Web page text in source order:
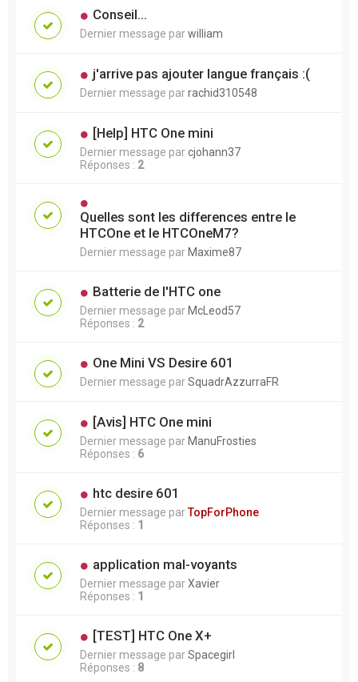
Conseil...
Dernier message parwilliam
j'arrive pas ajouter langue français :(
Dernier message parrachid310548
[Help] HTC One mini
Dernier message parcjohann37
Réponses : 2
Quelles sont les differences entre le
HTCOne et le HTCOneM7?
Dernier message par Maxime87
Batterie de l'HTC one
Dernier message par McLeod57
Réponses : 2
One Mini VS Desire 601
Dernier message parSquadrAzzurraFR
[Avis] HTC One mini
Dernier message par ManuFrosties
Réponses : 6
htc desire 601
Dernier message parTopForPhone
Réponses : 1
application mal-voyants
Dernier message parXavier
Réponses : 1
[TEST] HTC One X+
Dernier message parSpacegirl
Réponses : 8